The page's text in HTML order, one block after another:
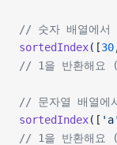
// 숫자 배열에서
sortedIndex([30
// 1을 반환해요
// 문자열 배열에
sortedIndex([ 'a'
// 1을 반환해